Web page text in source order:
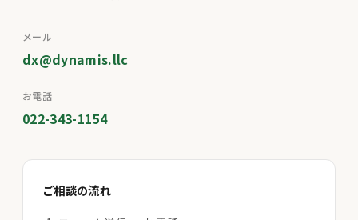
メール
dx@dynamis.llc
お電話
022-343-1154
ご相談の流れ